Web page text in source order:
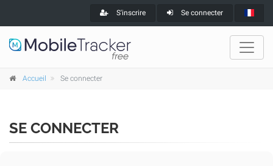
S'inscrire Se connecter
Accueil Se connecter
SE CONNECTER